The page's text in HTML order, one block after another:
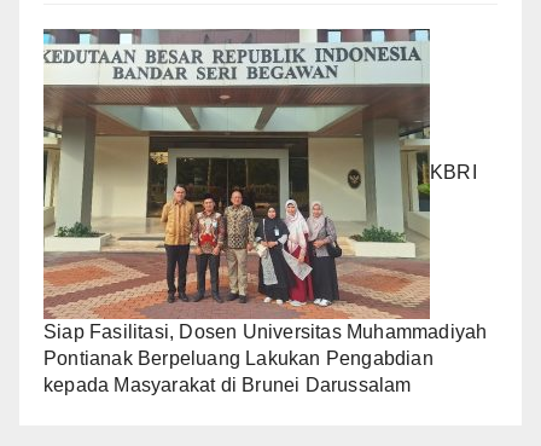
KBRI
Siap Fasilitasi, Dosen Universitas Muhammadiyah
Pontianak Berpeluang Lakukan Pengabdian
kepada Masyarakat di Brunei Darussalam